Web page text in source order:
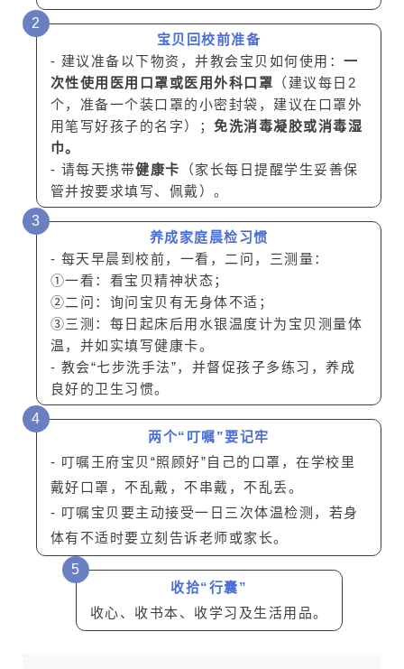
2
宝贝回校前准备
- 建议准备以下物资，并教会宝贝如何使用：一
次性使用医用口罩或医用外科口罩 （建议每日2
个，准备一个装口罩的小密封袋，建议在口罩外
用笔写好孩子的名字）；免洗消毒凝胶或消毒湿
巾。
- 请每天携带健康卡
（家长每日提醒学生妥善保
管并按要求填写、佩戴）。
3
养成家庭晨检习惯
- 每天早晨到校前，一看，二问，三测量：
①一看：看宝贝精神状态；
②二问：询问宝贝有无身体不适；
③三测：每日起床后用水银温度计为宝贝测量体
温，并如实填写健康卡。
- 教会“七步洗手法”，并督促孩子多练习，养成
良好的卫生习惯。
4
两个“叮嘱”要记牢
- 叮嘱王府宝贝“照顾好”自己的口罩，在学校里
戴好口罩，不乱戴，不串戴，不乱丢。
- 叮嘱宝贝要主动接受一日三次体温检测，若身
体有不适时要立刻告诉老师或家长。
5
收拾“行囊”
收心、收书本、收学习及生活用品。